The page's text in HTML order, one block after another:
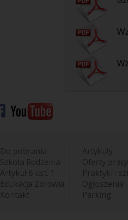
Do pobrania
Szkoła Rodzenia
Artykuł 6 ust. 1
Edukacja Zdrowia
Kontakt
Artykuły
Oferty
Praktyki i
Ogłoszenia
Parking